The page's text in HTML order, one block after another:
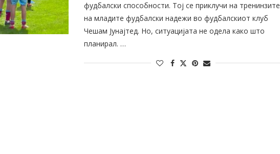
фудбалски способности. Тој се приклучи на тренинзите
на младите фудбалски надежи во фудбалскиот клуб
Чешам Јунајтед. Но, ситуацијата не одела како што
планирал. …